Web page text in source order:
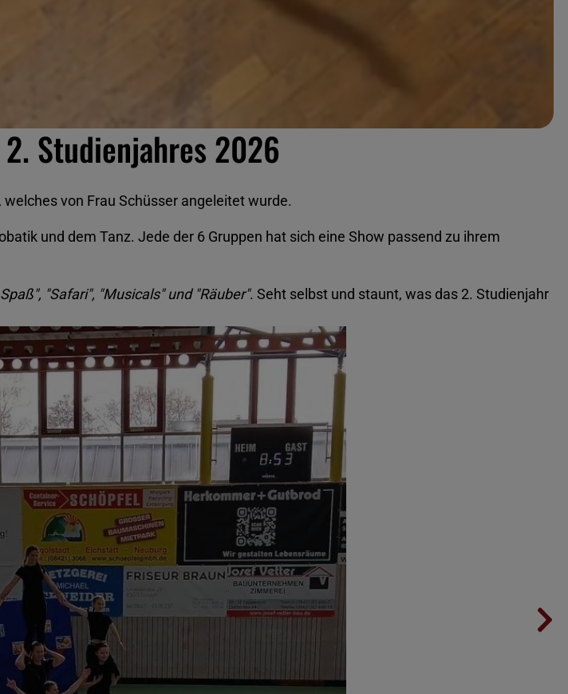
Studienjahres 2026
von Frau Schüsser angeleitet wurde.
und dem Tanz. Jede der 6 Gruppen hat sich eine Show passend zu ihrem
"Safari", "Musicals" und "Räuber". Seht selbst und staunt, was das 2. Studienjahr